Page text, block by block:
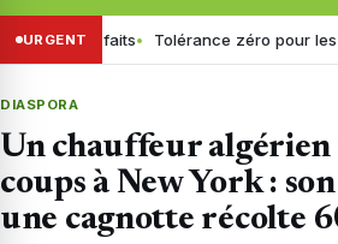
URGENT
les faits Tolérance zéro pour les
DIASPORA
Un chauffeur algérien
coups à New York :
une cagnotte récolte